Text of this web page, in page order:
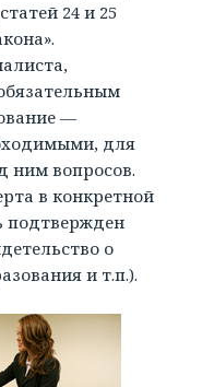
24 и 25
—
для
ним вопросов.
в конкретной
подтвержден
о
и т.п.).